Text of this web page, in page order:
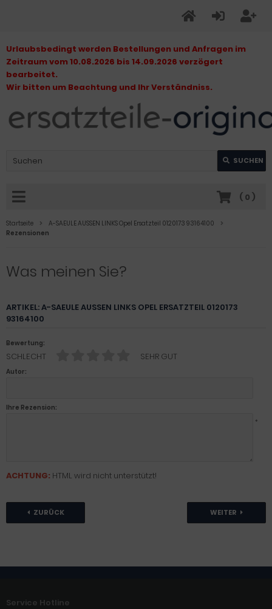
Urlaubsbedingt werden Bestellungen und Anfragen im
Zeitraum vom 10.08.2026 bis 14.09.2026 verzögert
bearbeitet.
Wir bitten um Beachtung und Ihr Verständniss.
SUCHEN
( 0 )
Startseite
A-SAEULE AUSSEN LINKS Opel Ersatzteil 0120173 93164100
Rezensionen
Was meinen Sie?
ARTIKEL: A-SAEULE AUSSEN LINKS OPEL ERSATZTEIL 0120173
93164100
Bewertung:
SCHLECHT SEHR GUT
Autor:
Ihre Rezension:
*
ACHTUNG: HTML wird nicht unterstützt!
ZURÜCK WEITER
Service Hotline